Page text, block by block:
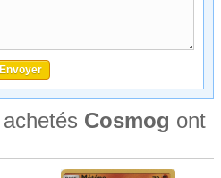
Cosmog ont